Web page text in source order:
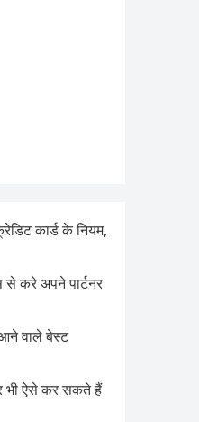
कार्ड के नियम,
करे अपने पार्टनर
वाले बेस्ट
भी ऐसे कर सकते हैं